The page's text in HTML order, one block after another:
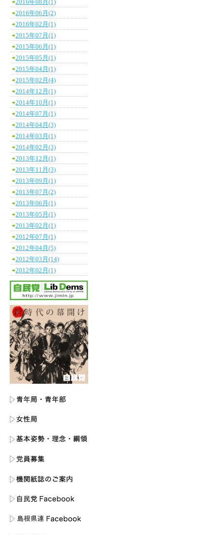
2016年08月(1)
2016年06月(2)
2016年02月(1)
2015年07月(1)
2015年06月(1)
2015年05月(1)
2015年04月(1)
2015年02月(4)
2014年12月(1)
2014年10月(1)
2014年07月(1)
2014年04月(3)
2014年03月(1)
2014年02月(3)
2013年12月(1)
2013年11月(3)
2013年09月(1)
2013年07月(2)
2013年06月(1)
2013年05月(1)
2013年02月(1)
2012年07月(1)
2012年04月(5)
2012年03月(14)
2012年02月(1)